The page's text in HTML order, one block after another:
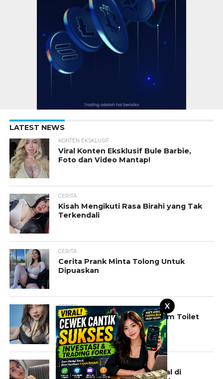
X
LATEST NEWS
KONTEN EKSKLUSIF
Viral Konten Eksklusif Bule Barbie,
Foto dan Video Mantap!
CERITA
Kisah Mengikuti Rasa Birahi yang Tak
Terkendali
CERITA
Cerita Prank Minta Tolong Untuk
Dipuaskan
CERITA
Cerita Pramugari Hot Didalam Toilet
Pesawat
KONTEN EKSKLUSIF
Konten Eksklusif Fbyana Viral di